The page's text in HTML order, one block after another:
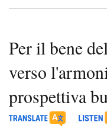
Per il bene
verso
prospettiva